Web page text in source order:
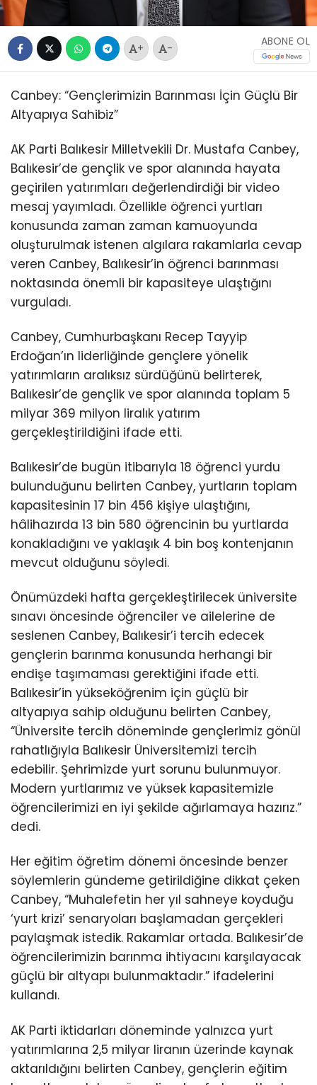
+ -
ABONE OL
Canbey: “Gençlerimizin Barınması İçin Güçlü Bir
Altyapıya Sahibiz”
AK Parti Balıkesir Milletvekili Dr. Mustafa Canbey,
Balıkesir’de gençlik ve spor alanında hayata
geçirilen yatırımları değerlendirdiği bir video
mesaj yayımladı. Özellikle öğrenci yurtları
konusunda zaman zaman kamuoyunda
oluşturulmak istenen algılara rakamlarla cevap
veren Canbey, Balıkesir’in öğrenci barınması
noktasında önemli bir kapasiteye ulaştığını
vurguladı.
Canbey, Cumhurbaşkanı Recep Tayyip
Erdoğan’ın liderliğinde gençlere yönelik
yatırımların aralıksız sürdüğünü belirterek,
Balıkesir’de gençlik ve spor alanında toplam 5
milyar 369 milyon liralık yatırım
gerçekleştirildiğini ifade etti.
Balıkesir’de bugün itibarıyla 18 öğrenci yurdu
bulunduğunu belirten Canbey, yurtların toplam
kapasitesinin 17 bin 456 kişiye ulaştığını,
hâlihazırda 13 bin 580 öğrencinin bu yurtlarda
konakladığını ve yaklaşık 4 bin boş kontenjanın
mevcut olduğunu söyledi.
Önümüzdeki hafta gerçekleştirilecek üniversite
sınavı öncesinde öğrenciler ve ailelerine de
seslenen Canbey, Balıkesir’i tercih edecek
gençlerin barınma konusunda herhangi bir
endişe taşımaması gerektiğini ifade etti.
Balıkesir’in yükseköğrenim için güçlü bir
altyapıya sahip olduğunu belirten Canbey,
“Üniversite tercih döneminde gençlerimiz gönül
rahatlığıyla Balıkesir Üniversitemizi tercih
edebilir. Şehrimizde yurt sorunu bulunmuyor.
Modern yurtlarımız ve yüksek kapasitemizle
öğrencilerimizi en iyi şekilde ağırlamaya hazırız.”
dedi.
Her eğitim öğretim dönemi öncesinde benzer
söylemlerin gündeme getirildiğine dikkat çeken
Canbey, “Muhalefetin her yıl sahneye koyduğu
‘yurt krizi’ senaryoları başlamadan gerçekleri
paylaşmak istedik. Rakamlar ortada. Balıkesir’de
öğrencilerimizin barınma ihtiyacını karşılayacak
güçlü bir altyapı bulunmaktadır.” ifadelerini
kullandı.
AK Parti iktidarları döneminde yalnızca yurt
yatırımlarına 2,5 milyar liranın üzerinde kaynak
aktarıldığını belirten Canbey, gençlerin eğitim